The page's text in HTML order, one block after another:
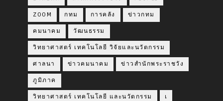
ZOOM กทม การคลัง ข่าวกทม
คมนาคม วัฒนธรรม
วิทยาศาสตร์ เทคโนโลยี วิจัยและนวัตกรรม
ศาลนา ข่าวคมนาคม ข่าวสำนักพระราชวัง
ภูมิภาค
วิทยาศาสตร์ เทคโนโลยี และนวัตกรรม เ